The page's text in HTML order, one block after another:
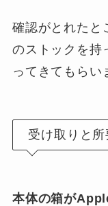
確認がとれたと
のストックを持
ってきてもらい
受け取りと所
本体の箱が